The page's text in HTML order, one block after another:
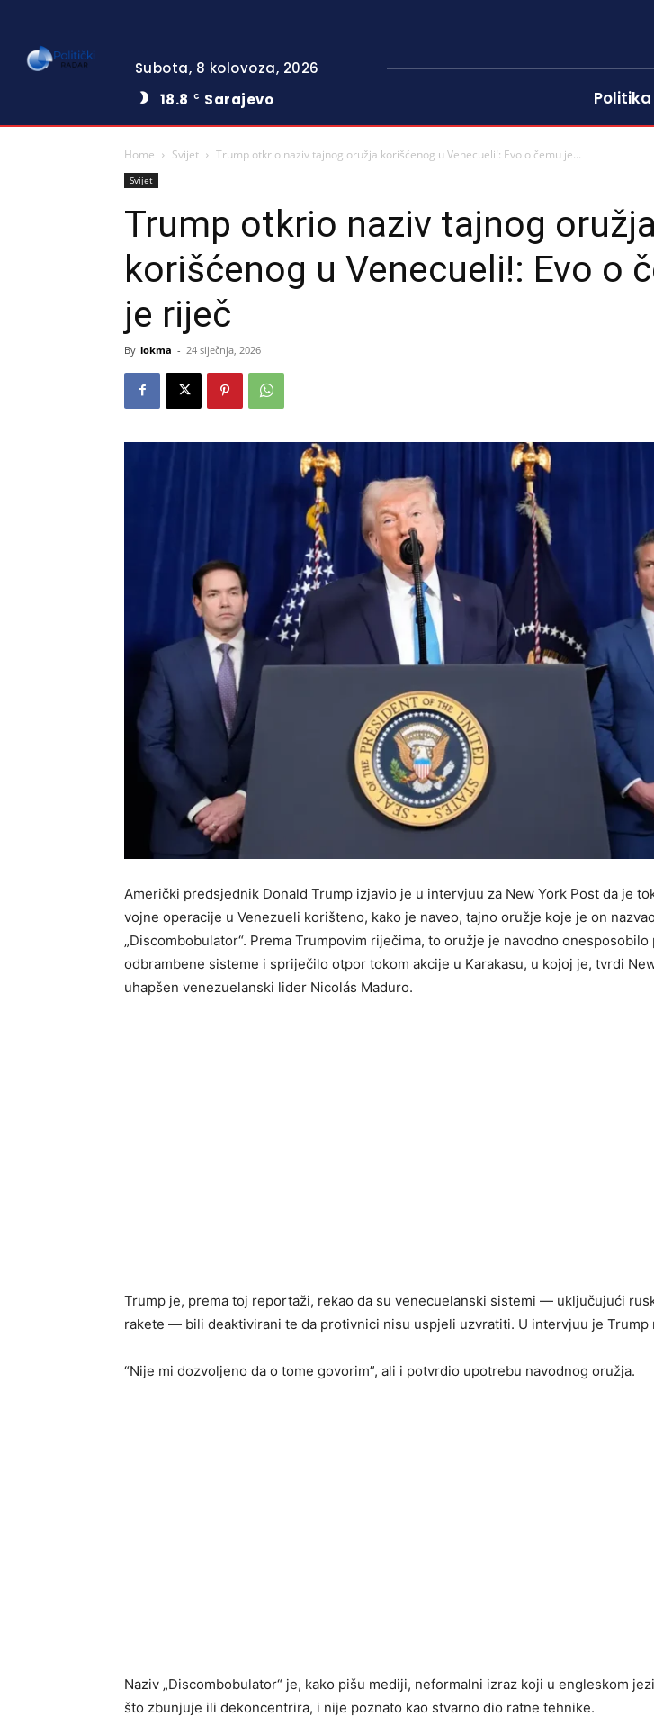
Subota, 8 kolovoza, 2026
18.8
C Sarajevo Politika
Home Svijet Trump otkrio naziv tajnog oružja korišćenog u Venecueli!: Evo o čemu je...
Svijet
Trump otkrio naziv tajnog oružja
korišćenog u Venecueli!: Evo o
je riječ
By lokma - 24 siječnja, 2026
Američki predsjednik Donald Trump izjavio je u intervjuu za New York Post da je
vojne operacije u Venezueli korišteno, kako je naveo, tajno oružje koje je on nazvao
„Discombobulator“. Prema Trumpovim riječima, to oružje je navodno
odbrambene sisteme i spriječilo otpor tokom akcije u Karakasu, u kojoj je, tvrdi
uhapšen venezuelanski lider Nicolás Maduro.
Trump je, prema toj reportaži, rekao da su venecuelanski sistemi — uključujući
rakete — bili deaktivirani te da protivnici nisu uspjeli uzvratiti. U intervjuu je Trump
“Nije mi dozvoljeno da o tome govorim”, ali i potvrdio upotrebu navodnog oružja.
Naziv „Discombobulator“ je, kako pišu mediji, neformalni izraz koji u engleskom
što zbunjuje ili dekoncentrira, i nije poznato kao stvarno dio ratne tehnike.